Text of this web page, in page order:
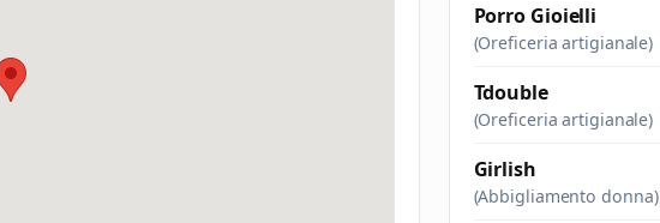
Porro Gioielli
(Oreficeria artigianale)
Tdouble
(Oreficeria artigianale)
Girlish
(Abbigliamento donna)
Invia messaggio